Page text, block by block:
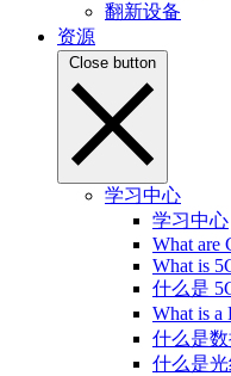
翻新设备
资源
Close button
学习中心
学习中心
What are
What is
什么是
What is a
什么是
什么是